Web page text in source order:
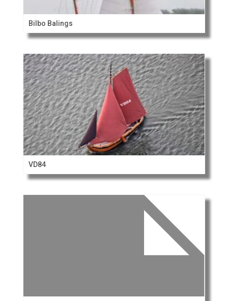
Bilbo Balings
VD84